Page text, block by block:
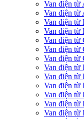
Van điện từ
Van điện từ
Van điện từ
Van điện từ
Van điện từ
Van điện từ
Van điện từ
Van điện từ
Van điện từ
Van điện từ
Van điện từ
Van điện từ
Van điện từ